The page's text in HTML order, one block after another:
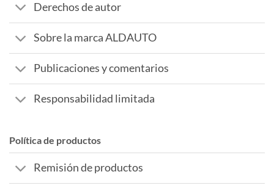
Derechos de autor
Sobre la marca ALDAUTO
Publicaciones y comentarios
Responsabilidad limitada
Política de productos
Remisión de productos